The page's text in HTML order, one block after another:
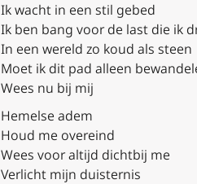
Ik wacht in een stil gebed
Ik ben bang voor de last die ik
In een wereld zo koud als steen
Moet ik dit pad alleen
Wees nu bij mij
Hemelse adem
Houd me overeind
Wees voor altijd dichtbij me
Verlicht mijn duisternis